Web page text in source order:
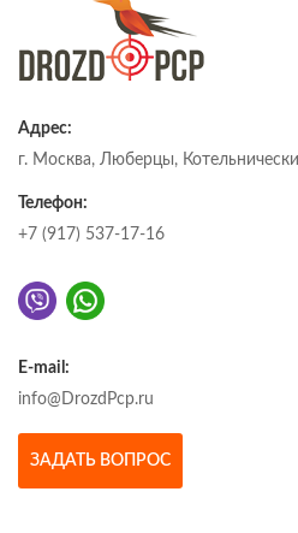
Адрес:
г. Москва, Люберцы,
Телефон:
+7 (917) 537-17-16
E-mail:
info@DrozdPcp.ru
ЗАДАТЬ ВОПРОС